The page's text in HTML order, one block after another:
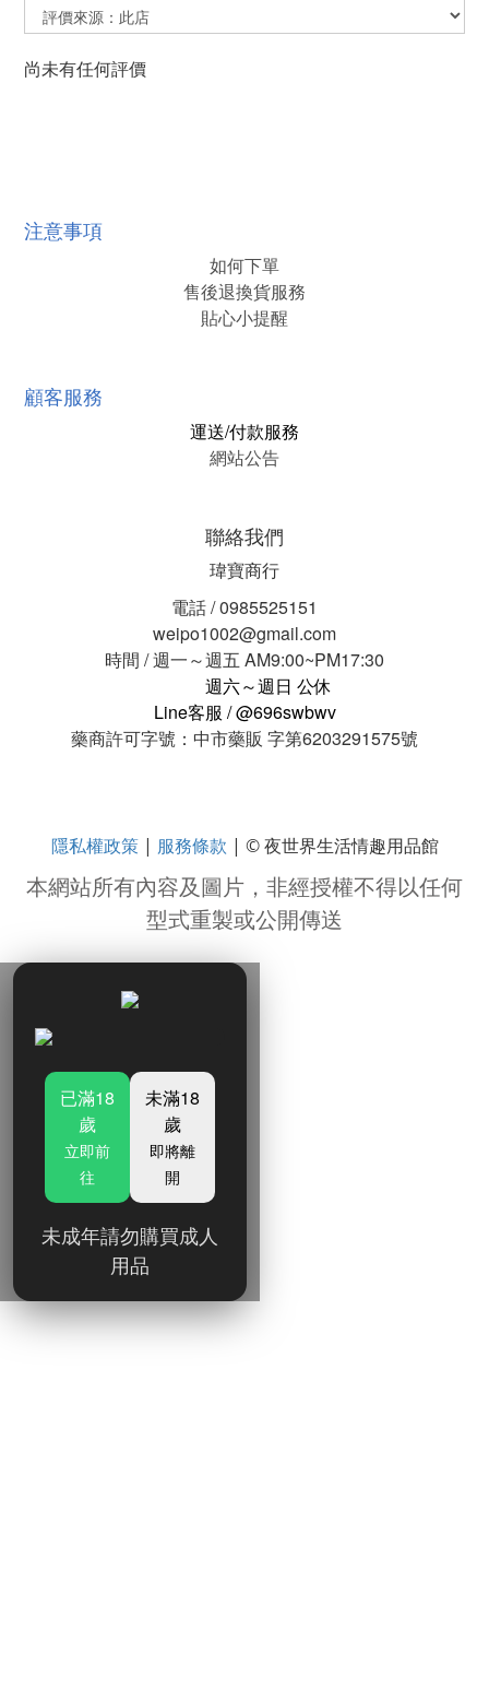
尚未有任何評價
注意事項
如何下單
售後退換貨服務
貼心小提醒
顧客服務
運送/付款服務
網站公告
聯絡我們
瑋寶商行
電話 / 0985525151
weipo1002@gmail.com
時間 / 週一～週五 AM9:00~PM17:30
週六～週日 公休
Line客服 / @696swbwv
藥商許可字號：中市藥販 字第6203291575號
隱私權政策| 服務條款 | © 夜世界生活情趣用品館
本網站所有內容及圖片，非經授權不得以任何
型式重製或公開傳送
已滿18
歲
立即前
往
未滿18
歲
即將離
開
未成年請勿購買成人
用品